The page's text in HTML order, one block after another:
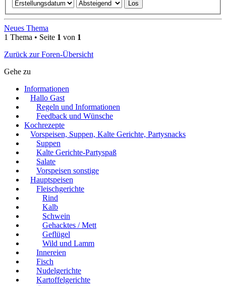
Neues Thema
1 Thema • Seite 1 von 1
Zurück zur Foren-Übersicht
Gehe zu
Informationen
Hallo Gast
Regeln und Informationen
Feedback und Wünsche
Kochrezepte
Vorspeisen, Suppen, Kalte Gerichte, Partysnacks
Suppen
Kalte Gerichte-Partyspaß
Salate
Vorspeisen sonstige
Hauptspeisen
Fleischgerichte
Rind
Kalb
Schwein
Gehacktes / Mett
Geflügel
Wild und Lamm
Innereien
Fisch
Nudelgerichte
Kartoffelgerichte